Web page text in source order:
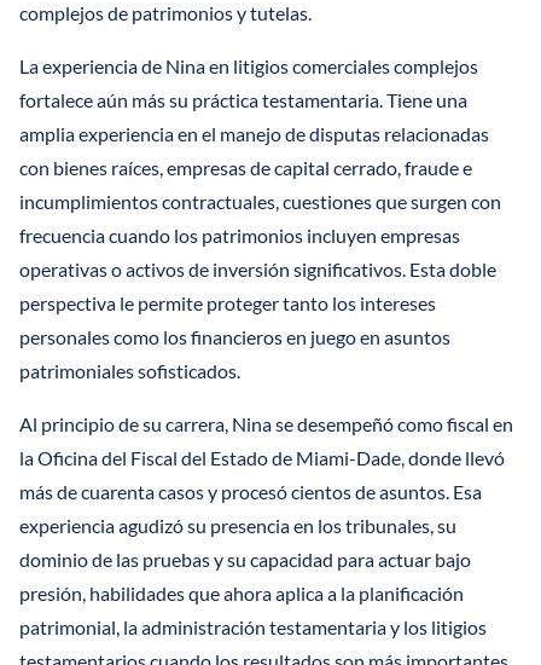
complejos de patrimonios y tutelas.
La experiencia de Nina en litigios comerciales complejos
fortalece aún más su práctica testamentaria. Tiene una
amplia experiencia en el manejo de disputas relacionadas
con bienes raíces, empresas de capital cerrado, fraude e
incumplimientos contractuales, cuestiones que surgen con
frecuencia cuando los patrimonios incluyen empresas
operativas o activos de inversión significativos. Esta doble
perspectiva le permite proteger tanto los intereses
personales como los financieros en juego en asuntos
patrimoniales sofisticados.
Al principio de su carrera, Nina se desempeñó como fiscal en
la Oficina del Fiscal del Estado de Miami-Dade, donde llevó
más de cuarenta casos y procesó cientos de asuntos. Esa
experiencia agudizó su presencia en los tribunales, su
dominio de las pruebas y su capacidad para actuar bajo
presión, habilidades que ahora aplica a la planificación
patrimonial, la administración testamentaria y los litigios